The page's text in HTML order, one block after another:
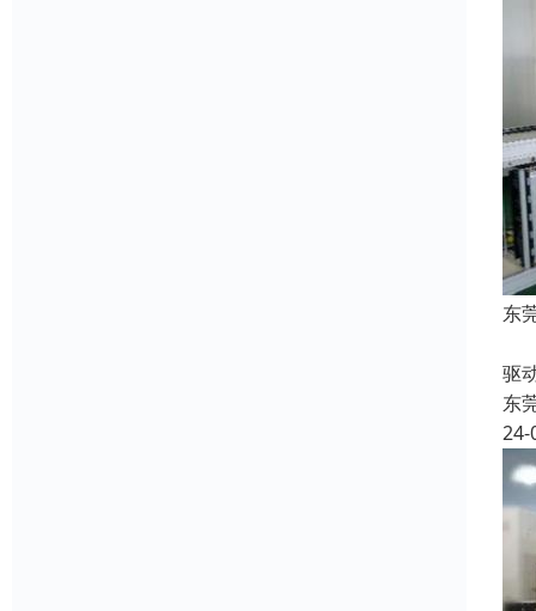
东
驱
东
24-